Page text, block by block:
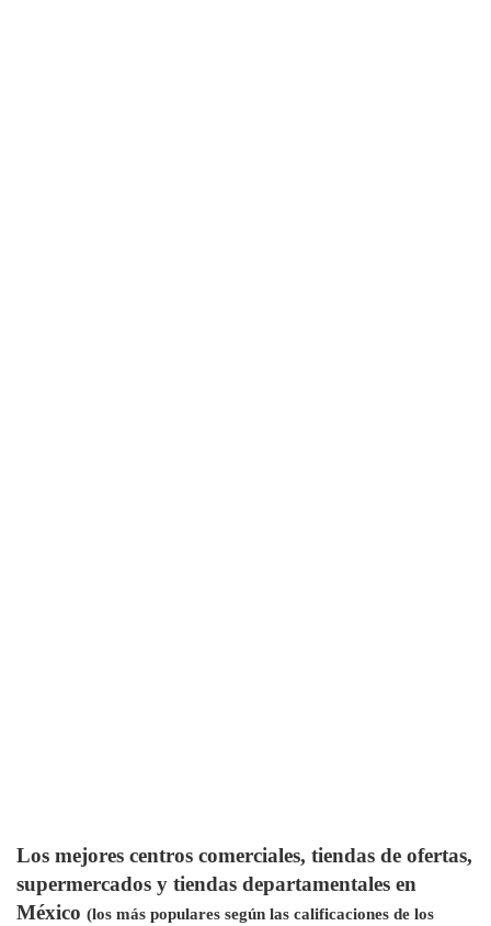
Los mejores centros comerciales, tiendas de ofertas,
supermercados y tiendas departamentales en
México (los más populares según las calificaciones de los